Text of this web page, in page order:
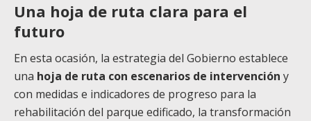
Una hoja de ruta clara para el
futuro
En esta ocasión, la estrategia del Gobierno establece
una hoja de ruta con escenarios de intervención y
con medidas e indicadores de progreso para la
rehabilitación del parque edificado, la transformación